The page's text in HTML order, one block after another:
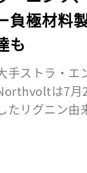
負極材料
も
ストラ・エ
は7月
たリグニン